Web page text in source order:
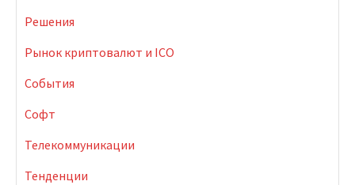
Решения
Рынок криптовалют и ICO
События
Софт
Телекоммуникации
Тенденции